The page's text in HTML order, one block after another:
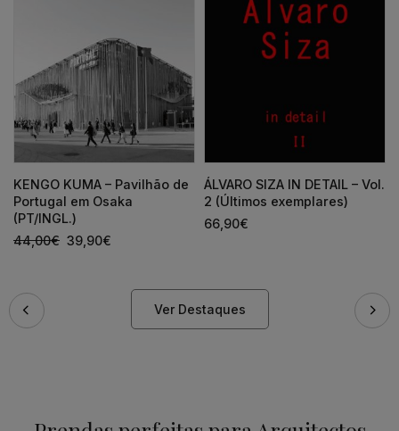
KENGO KUMA – Pavilhão de
Portugal em Osaka
(PT/INGL.)
44,00€ 39,90€
ÁLVARO SIZA IN DETAIL – Vol.
2 (Últimos exemplares)
66,90€
Ver Destaques